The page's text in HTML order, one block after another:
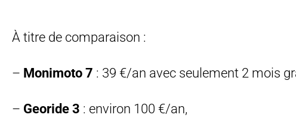
À titre de comparaison :
– Monimoto 7 : 39 €/an avec seulement 2 mois
– Georide 3 : environ 100 €/an,